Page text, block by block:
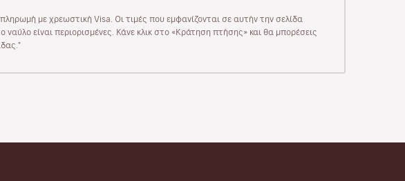
με χρεωστική Visa. Οι τιμές που εμφανίζονται σε αυτήν την σελίδα
ναύλο είναι περιορισμένες. Κάνε κλικ στο «Κράτηση πτήσης» και θα μπορέσεις